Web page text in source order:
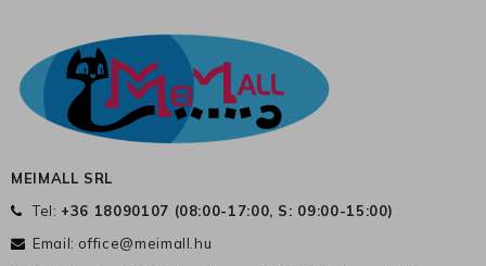
MEIMALL SRL
Tel: +36 18090107 (08:00-17:00, S: 09:00-15:00)
Email: office@meimall.hu